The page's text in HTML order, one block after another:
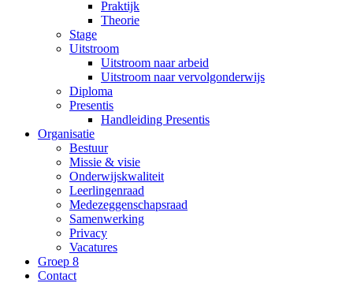
Praktijk
Theorie
Stage
Uitstroom
Uitstroom naar arbeid
Uitstroom naar vervolgonderwijs
Diploma
Presentis
Handleiding Presentis
Organisatie
Bestuur
Missie & visie
Onderwijskwaliteit
Leerlingenraad
Medezeggenschapsraad
Samenwerking
Privacy
Vacatures
Groep 8
Contact